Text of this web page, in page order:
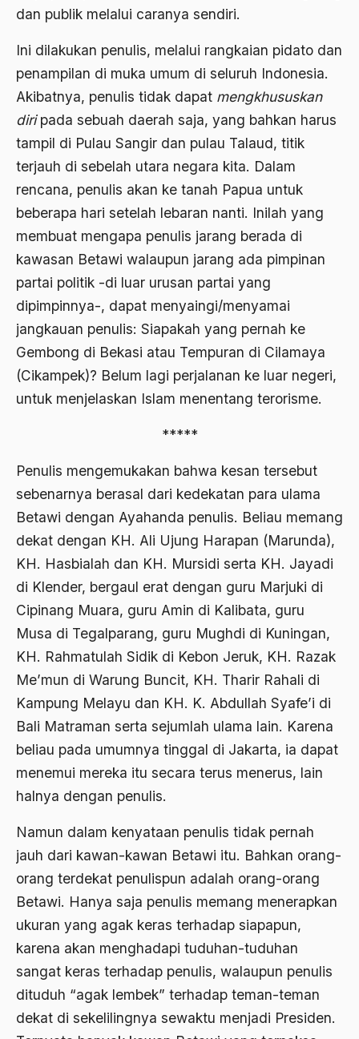
dan publik melalui caranya sendiri.
Ini dilakukan penulis, melalui rangkaian pidato dan
penampilan di muka umum di seluruh Indonesia.
Akibatnya, penulis tidak dapat mengkhususkan
diripada sebuah daerah saja, yang bahkan harus
tampil di Pulau Sangir dan pulau Talaud, titik
terjauh di sebelah utara negara kita. Dalam
rencana, penulis akan ke tanah Papua untuk
beberapa hari setelah lebaran nanti. Inilah yang
membuat mengapa penulis jarang berada di
kawasan Betawi walaupun jarang ada pimpinan
partai politik -di luar urusan partai yang
dipimpinnya-, dapat menyaingi/menyamai
jangkauan penulis: Siapakah yang pernah ke
Gembong di Bekasi atau Tempuran di Cilamaya
(Cikampek)? Belum lagi perjalanan ke luar negeri,
untuk menjelaskan Islam menentang terorisme.
*****
Penulis mengemukakan bahwa kesan tersebut
sebenarnya berasal dari kedekatan para ulama
Betawi dengan Ayahanda penulis. Beliau memang
dekat dengan KH. Ali Ujung Harapan (Marunda),
KH. Hasbialah dan KH. Mursidi serta KH. Jayadi
di Klender, bergaul erat dengan guru Marjuki di
Cipinang Muara, guru Amin di Kalibata, guru
Musa di Tegalparang, guru Mughdi di Kuningan,
KH. Rahmatulah Sidik di Kebon Jeruk, KH. Razak
Me’mun di Warung Buncit, KH. Tharir Rahali di
Kampung Melayu dan KH. K. Abdullah Syafe’i di
Bali Matraman serta sejumlah ulama lain. Karena
beliau pada umumnya tinggal di Jakarta, ia dapat
menemui mereka itu secara terus menerus, lain
halnya dengan penulis.
Namun dalam kenyataan penulis tidak pernah
jauh dari kawan-kawan Betawi itu. Bahkan orang-
orang terdekat penulispun adalah orang-orang
Betawi. Hanya saja penulis memang menerapkan
ukuran yang agak keras terhadap siapapun,
karena akan menghadapi tuduhan-tuduhan
sangat keras terhadap penulis, walaupun penulis
dituduh “agak lembek” terhadap teman-teman
dekat di sekelilingnya sewaktu menjadi Presiden.
1984
1983
1981
1980
1978
1977
1976
1975
1974
1971
Adi Sasono
Adipati Unus
Administrasi Negara
Adnan Buyung Nasution
Adopsi
Adu Pinalti
Advisors
Aera-Europa
Afganistan
Afiliasi Kultural
Afrika
Afrika utara
agama
Agama Asli
Agama Asli Indonesia
Agama dan Negara
Agama dan negaraa
Agama dan Pemerintah
Agama dan Politik
Agama dan Praktis
Agama Demokrasi
Agama di Asia
Agama Hukum
Agama Inovasi
Agama Islam
agama populer
Agamawan
Agenda Nasional
Agraria
agraris